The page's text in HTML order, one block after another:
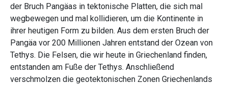
der Bruch Pangäas in tektonische Platten, die sich mal
wegbewegen und mal kollidieren, um die Kontinente in
ihrer heutigen Form zu bilden. Aus dem ersten Bruch der
Pangäa vor 200 Millionen Jahren entstand der Ozean von
Tethys. Die Felsen, die wir heute in Griechenland finden,
entstanden am Fuße der Tethys. Anschließend
verschmolzen die geotektonischen Zonen Griechenlands